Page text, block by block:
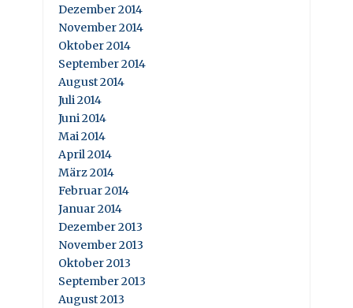
Dezember 2014
November 2014
Oktober 2014
September 2014
August 2014
Juli 2014
Juni 2014
Mai 2014
April 2014
März 2014
Februar 2014
Januar 2014
Dezember 2013
November 2013
Oktober 2013
September 2013
August 2013